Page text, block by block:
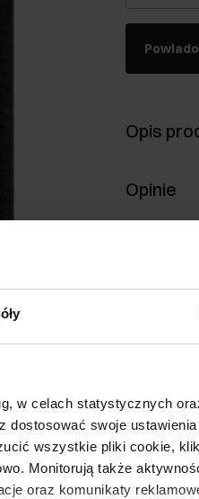
w celach statystycznych
dostosować swoje
wszystkie pliki cookie,
Monitorują także
oraz komunikaty
Opis
Opinie